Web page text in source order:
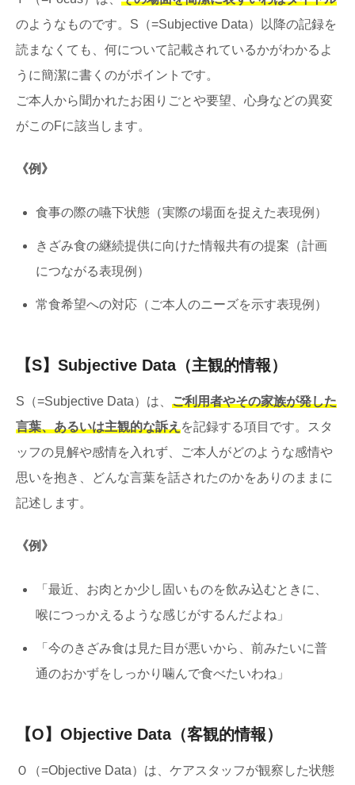
のようなものです。S（=Subjective Data）以降の記録を
読まなくても、何について記載されているかがわかるよ
うに簡潔に書くのがポイントです。
ご本人から聞かれたお困りごとや要望、心身などの異変
がこのFに該当します。
《例》
食事の際の嚥下状態（実際の場面を捉えた表現例）
きざみ食の継続提供に向けた情報共有の提案（計画
につながる表現例）
常食希望への対応（ご本人のニーズを示す表現例）
【S】Subjective Data（主観的情報）
S（=Subjective Data）は、 ご利用者やその家族が発した
言葉、あるいは主観的な訴えを記録する項目です。スタ
ッフの見解や感情を入れず、ご本人がどのような感情や
思いを抱き、どんな言葉を話されたのかをありのままに
記述します。
《例》
「最近、お肉とか少し固いものを飲み込むときに、
喉につっかえるような感じがするんだよね」
「今のきざみ食は見た目が悪いから、前みたいに普
通のおかずをしっかり噛んで食べたいわね」
【O】Objective Data（客観的情報）
Ｏ（=Objective Data）は、ケアスタッフが観察した状態